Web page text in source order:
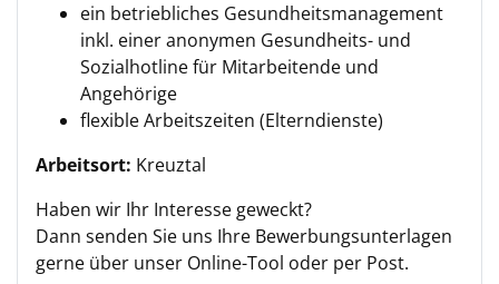
ein betriebliches Gesundheitsmanagement
inkl. einer anonymen Gesundheits- und
Sozialhotline für Mitarbeitende und
Angehörige
flexible Arbeitszeiten (Elterndienste)
Arbeitsort: Kreuztal
Haben wir Ihr Interesse geweckt?
Dann senden Sie uns Ihre Bewerbungsunterlagen
gerne über unser Online-Tool oder per Post.